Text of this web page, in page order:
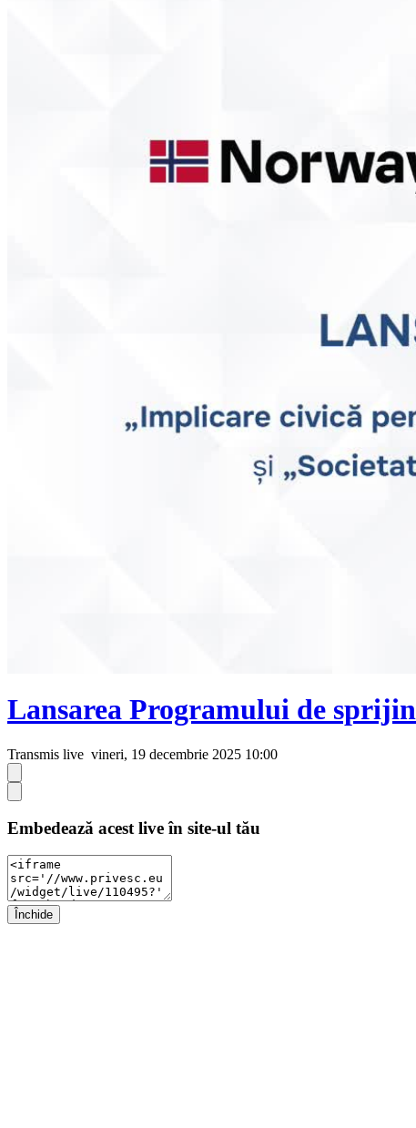
Lansarea Programului de
Transmis live vineri, 19 decembrie 2025 10:00
Embedează acest live în site-ul tău
Închide